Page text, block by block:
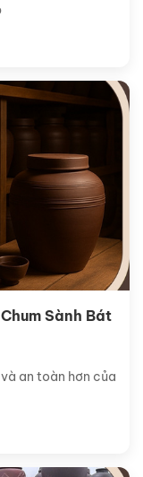
Sành Bát
an toàn hơn của